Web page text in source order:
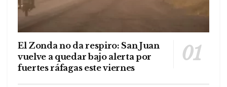
El Zonda no da respiro: San Juan
vuelve a quedar bajo alerta por
fuertes ráfagas este viernes